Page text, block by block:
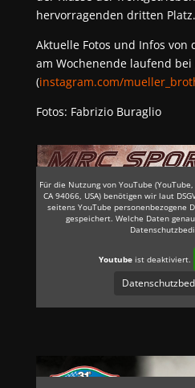
hervorragenden dritten Platz.
Aktuelle Fotos und Infos von
am Wochenende laufend bei
(instagram.com/
Fotos: Fabrizio Buraglio
Für die Nutzung von YouTube
CA 94066, USA) benötigen wir laut
seitens YouTube personenbezogene
gespeichert. Welche Daten
Youtube ist deaktiviert.